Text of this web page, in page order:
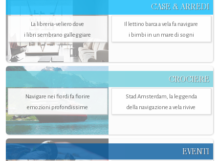
CASE & ARREDI
La libreria-veliero dove
i libri sembrano galleggiare
Il lettino barca a vela fa navigare
i bimbi in un mare di sogni
CROCIERE
Navigare nei fiordi fa fiorire
emozioni profondissime
Stad Amsterdam, la leggenda
della navigazione a vela rivive
EVENTI